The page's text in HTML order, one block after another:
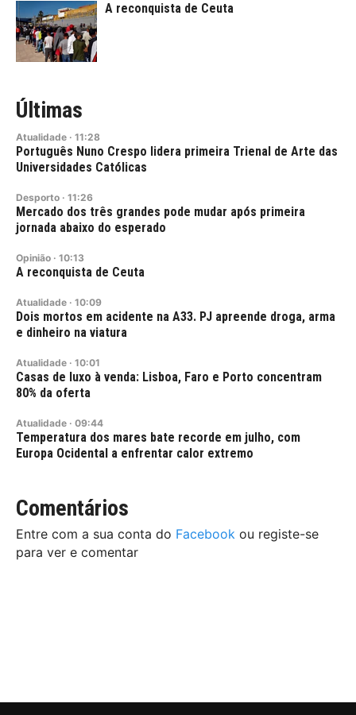
A reconquista de Ceuta
Últimas
Atualidade · 11:28
Português Nuno Crespo lidera primeira Trienal de Arte das
Universidades Católicas
Desporto · 11:26
Mercado dos três grandes pode mudar após primeira
jornada abaixo do esperado
Opinião · 10:13
A reconquista de Ceuta
Atualidade · 10:09
Dois mortos em acidente na A33. PJ apreende droga, arma
e dinheiro na viatura
Atualidade · 10:01
Casas de luxo à venda: Lisboa, Faro e Porto concentram
80% da oferta
Atualidade · 09:44
Temperatura dos mares bate recorde em julho, com
Europa Ocidental a enfrentar calor extremo
Comentários
Entre com a sua conta do Facebook ou registe-se
para ver e comentar